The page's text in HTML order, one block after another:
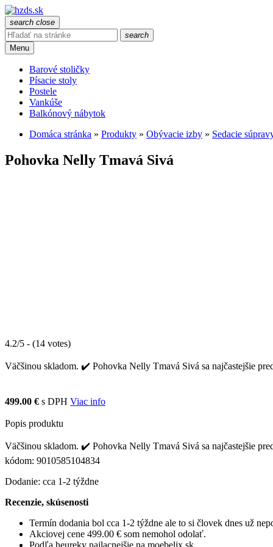
search close
search
Menu
Barové stoličky
Písacie stoly
Postele
Vankúše
Balkónový nábytok
Domáca stránka » Produkty » Obývacie izby » Sedacie
Pohovka Nelly Tmavá Sivá
4.2/5 - (14 votes)
Väčšinou skladom. ✔️ Pohovka Nelly Tmavá Sivá sa najčastejšie
499.00 € s DPH Viac info
Popis produktu
Väčšinou skladom. ✔️ Pohovka Nelly Tmavá Sivá sa najčastejšie
kódom: 9010585104834
Dodanie: cca 1-2 týždne
Recenzie, skúsenosti
Termín dodania bol cca 1-2 týždne ale to si človek dnes už
Akciovej cene 499.00 € som nemohol odolať.
Podľa heureky najlacnejšie na moebelix.sk